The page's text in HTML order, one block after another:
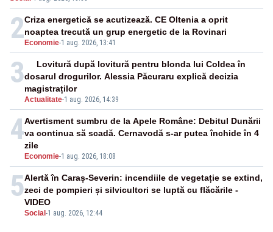
2 Economie-1 aug. 2026, 13:41
Criza energetică se acutizează. CE Oltenia a oprit
noaptea trecută un grup energetic de la Rovinari
3
Actualitate-1 aug. 2026, 14:39
Lovitură după lovitură pentru blonda lui Coldea în
dosarul drogurilor. Alessia Păcuraru explică decizia
magistraților
4
Economie-1 aug. 2026, 18:08
Avertisment sumbru de la Apele Române: Debitul Dunării
va continua să scadă. Cernavodă s-ar putea închide în 4
zile
5
Social -1 aug. 2026, 12:44
Alertă în Caraș-Severin: incendiile de vegetație se extind,
zeci de pompieri și silvicultori se luptă cu flăcările -
VIDEO